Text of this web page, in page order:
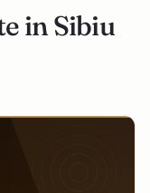
in Sibiu